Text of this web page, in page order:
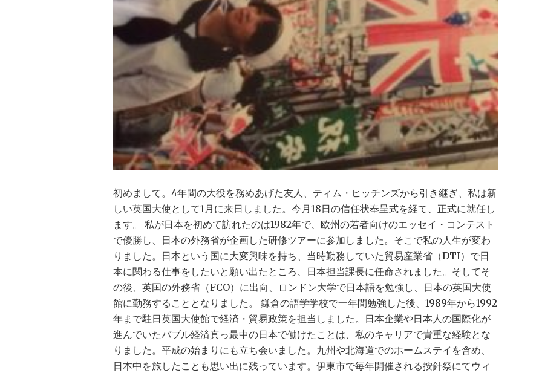
初めまして。4年間の大役を務めあげた友人、ティム・ヒッチンズから引き継ぎ、私は新
しい英国大使として1月に来日しました。今月18日の信任状奉呈式を経て、正式に就任し
ます。 私が日本を初めて訪れたのは1982年で、欧州の若者向けのエッセイ・コンテスト
で優勝し、日本の外務省が企画した研修ツアーに参加しました。そこで私の人生が変わ
りました。日本という国に大変興味を持ち、当時勤務していた貿易産業省（DTI）で日
本に関わる仕事をしたいと願い出たところ、日本担当課長に任命されました。そしてそ
の後、英国の外務省（FCO）に出向、ロンドン大学で日本語を勉強し、日本の英国大使
館に勤務することとなりました。 鎌倉の語学学校で一年間勉強した後、1989年から1992
年まで駐日英国大使館で経済・貿易政策を担当しました。日本企業や日本人の国際化が
進んでいたバブル経済真っ最中の日本で働けたことは、私のキャリアで貴重な経験とな
りました。平成の始まりにも立ち会いました。九州や北海道でのホームステイを含め、
日本中を旅したことも思い出に残っています。伊東市で毎年開催される按針祭にてウィ